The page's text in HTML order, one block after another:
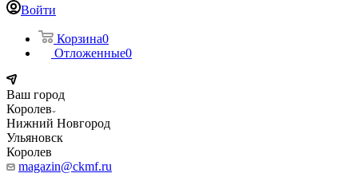
Войти
Корзина0
Отложенные0
Ваш город
Королев
Нижний Новгород
Ульяновск
Королев
magazin@ckmf.ru